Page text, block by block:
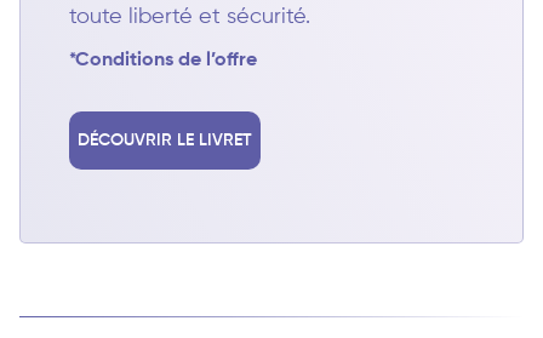
toute liberté et sécurité.
*Conditions de l’offre
DÉCOUVRIR LE LIVRET